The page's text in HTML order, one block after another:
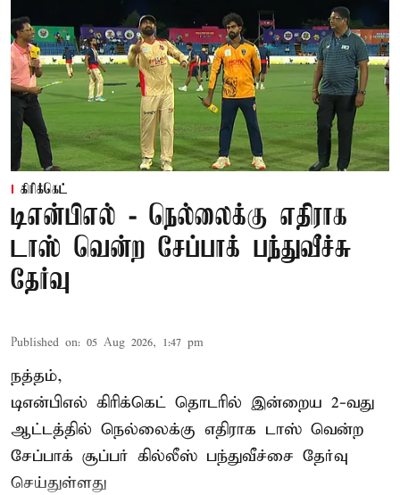
கிரிக்கெட்
டிஎன்பிஎல் - நெல்லைக்கு எதிராக
டாஸ் வென்ற சேப்பாக் பந்துவீச்சு
தேர்வு
Published on: 05 Aug 2026, 1:47 pm
நத்தம்,
டிஎன்பிஎல் கிரிக்கெட் தொடரில் இன்றைய 2-வது
ஆட்டத்தில் நெல்லைக்கு எதிராக டாஸ் வென்ற
சேப்பாக் சூப்பர் கில்லீஸ் பந்துவீச்சை தேர்வு
செய்துள்ளது